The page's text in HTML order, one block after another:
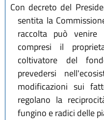
Con decreto del
sentita la
raccolta può
compresi il
coltivatore del
prevedersi
modificazioni sui
regolano la
fungino e radici delle